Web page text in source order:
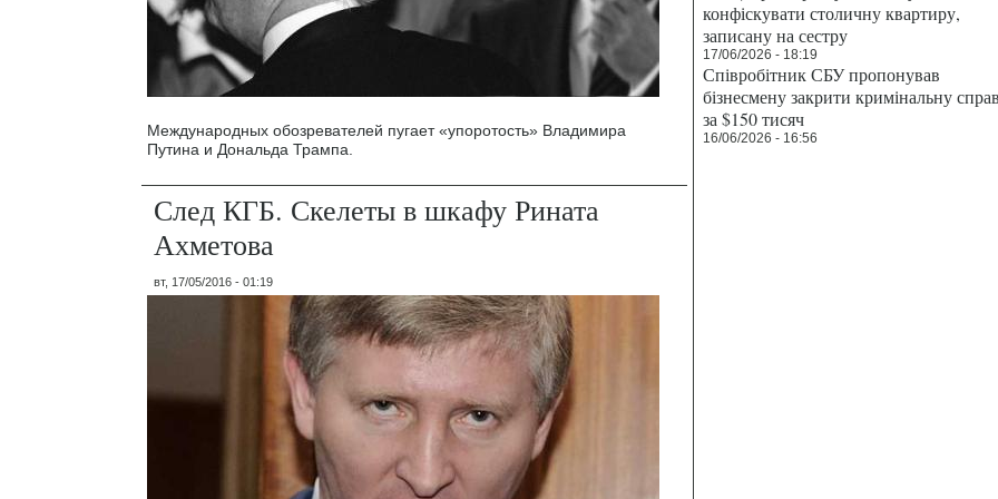
Международных обозревателей пугает «упоротость» Владимира
Путина и Дональда Трампа.
След КГБ. Скелеты в шкафу Рината
Ахметова
вт, 17/05/2016 - 01:19
конфіскувати столичну квартиру,
записану на сестру
17/06/2026 - 18:19
Співробітник СБУ пропонував
бізнесмену закрити кримінальну
за $150 тисяч
16/06/2026 - 16:56